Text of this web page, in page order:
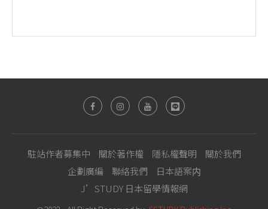
駐站作者募集中 關於著作權 隱私權聲明
關於我們
企劃廣編
聯絡我們
日本語案内
J’STUDY 日本留學情報網